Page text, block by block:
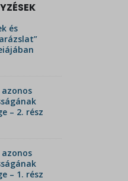
és
– 2. rész
– 1. rész